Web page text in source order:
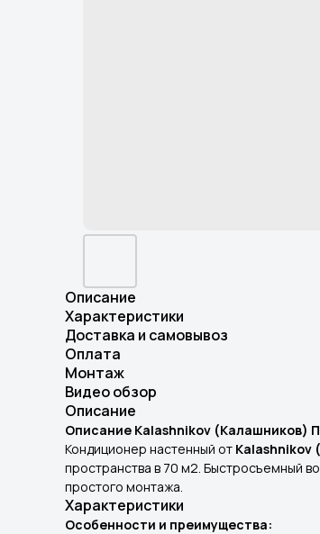
Описание
Характеристики
Доставка и самовывоз
Оплата
Монтаж
Видео обзор
Описание
Описание Kalashnikov (Калашников)
Кондиционер настенный от Kalashnikov
пространства в 70 м2. Быстросъемный
простого монтажа.
Характеристики
Особенности и преимущества: